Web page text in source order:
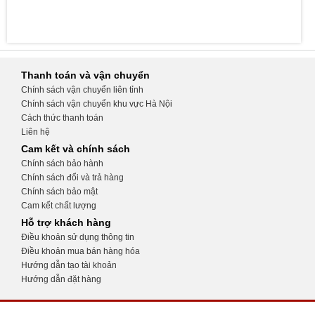
Thanh toán và vận chuyển
Chính sách vận chuyển liên tỉnh
Chính sách vận chuyển khu vực Hà Nội
Cách thức thanh toán
Liên hệ
Cam kết và chính sách
Chính sách bảo hành
Chính sách đổi và trả hàng
Chính sách bảo mật
Cam kết chất lượng
Hỗ trợ khách hàng
Điều khoản sử dụng thông tin
Điều khoản mua bán hàng hóa
Hướng dẫn tạo tài khoản
Hướng dẫn đặt hàng